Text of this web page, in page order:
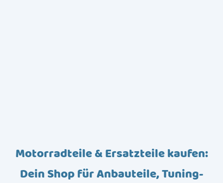
Motorradteile & Ersatzteile kaufen:
Dein Shop für Anbauteile, Tuning-